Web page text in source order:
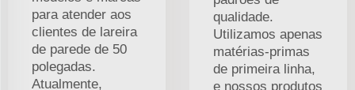
para atender aos
clientes de lareira
de parede de 50
polegadas.
Atualmente,
qualidade.
Utilizamos apenas
matérias-primas
de primeira linha,
e nossos produtos